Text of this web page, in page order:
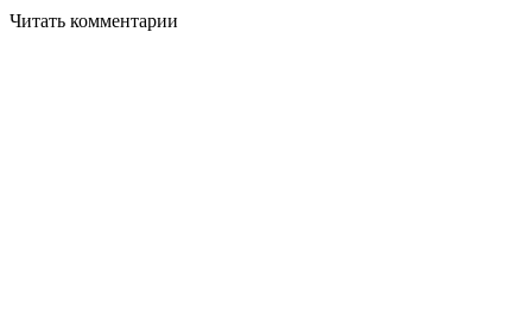
Читать комментарии